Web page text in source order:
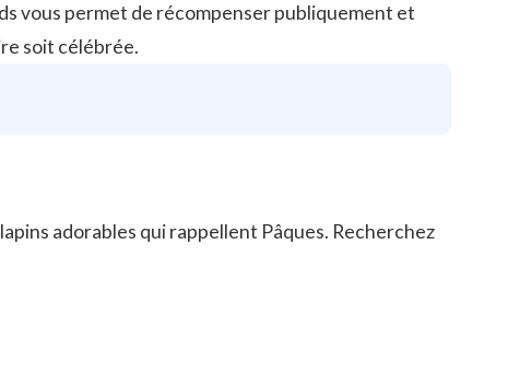
vous permet de récompenser publiquement et
soit célébrée.
adorables qui rappellent Pâques. Recherchez